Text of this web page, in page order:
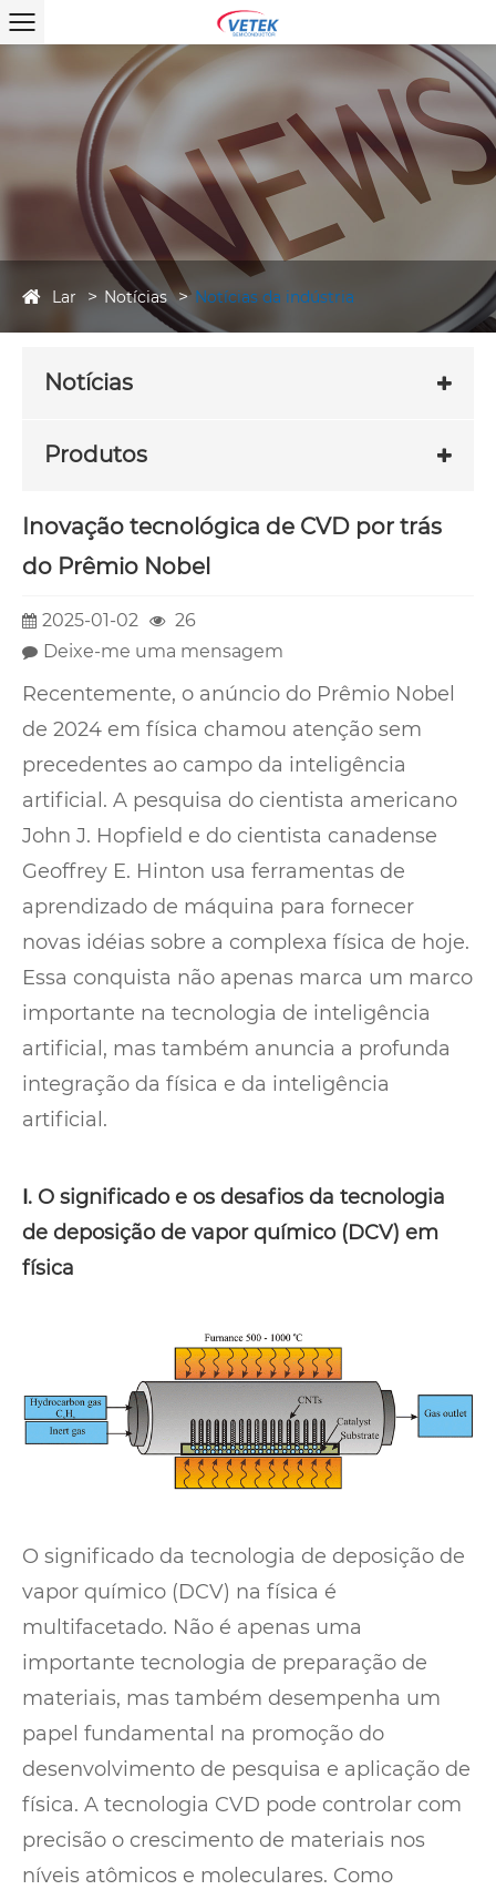
Lar Notícias Notícias da indústria
Notícias
Produtos
Inovação tecnológica de CVD por trás
do Prêmio Nobel
2025-01-02
26
Deixe-me uma mensagem
Recentemente, o anúncio do Prêmio Nobel
de 2024 em física chamou atenção sem
precedentes ao campo da inteligência
artificial. A pesquisa do cientista americano
John J. Hopfield e do cientista canadense
Geoffrey E. Hinton usa ferramentas de
aprendizado de máquina para fornecer
novas idéias sobre a complexa física de hoje.
Essa conquista não apenas marca um marco
importante na tecnologia de inteligência
artificial, mas também anuncia a profunda
integração da física e da inteligência
artificial.
Ⅰ. O significado e os desafios da tecnologia
de deposição de vapor químico (DCV) em
física
O significado da tecnologia de deposição de
vapor químico (DCV) na física é
multifacetado. Não é apenas uma
importante tecnologia de preparação de
materiais, mas também desempenha um
papel fundamental na promoção do
desenvolvimento de pesquisa e aplicação de
física. A tecnologia CVD pode controlar com
precisão o crescimento de materiais nos
níveis atômicos e moleculares. Como